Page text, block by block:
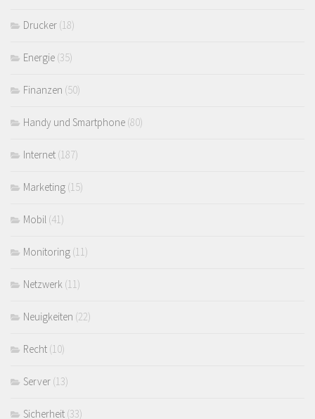
Drucker (18)
Energie (35)
Finanzen (50)
Handy und Smartphone (80)
Internet (187)
Marketing (15)
Mobil (41)
Monitoring (11)
Netzwerk (11)
Neuigkeiten (22)
Recht (10)
Server (13)
Sicherheit (33)